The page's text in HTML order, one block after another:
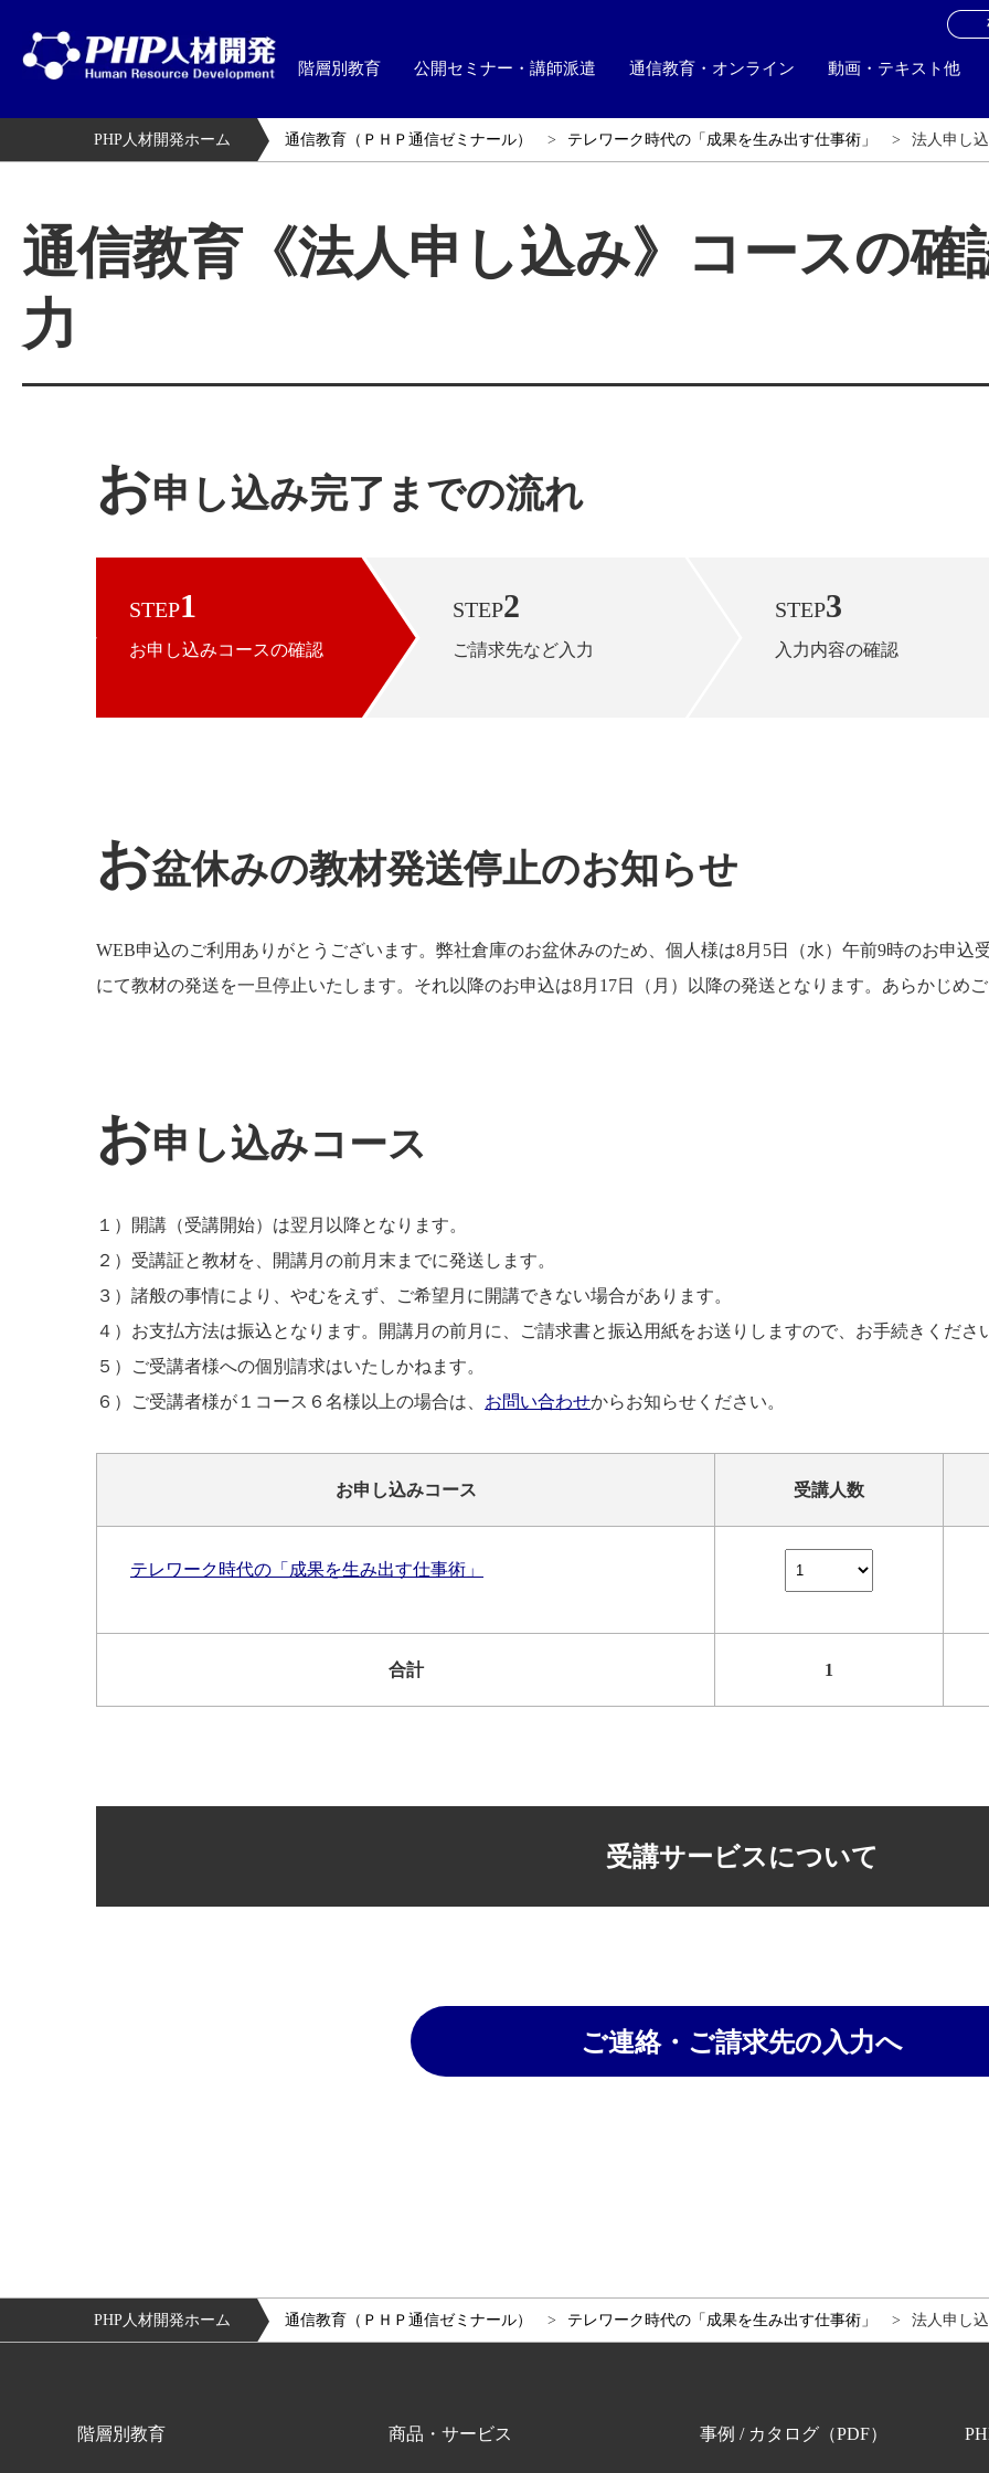
階層別教育 公開セミナー・講師派遣 通信教育・オンライン 動画・テキスト他
PHP人材開発ホーム 通信教育（ＰＨＰ通信ゼミナール） テレワーク時代の「成果を生み出す仕事術」 法人申し
通信教育《法人申し込み》コースの確
力
お申し込み完了までの流れ
STEP1
お申し込みコースの確認
STEP2
ご請求先など入力
STEP3
入力内容の確認
お盆休みの教材発送停止のお知らせ
WEB申込のご利用ありがとうございます。弊社倉庫のお盆休みのため、個人様は8月5日（水）午前9時のお申込
にて教材の発送を一旦停止いたします。それ以降のお申込は8月17日（月）以降の発送となります。あらかじめ
お申し込みコース
１）開講（受講開始）は翌月以降となります。
２）受講証と教材を、開講月の前月末までに発送します。
３）諸般の事情により、やむをえず、ご希望月に開講できない場合があります。
４）お支払方法は振込となります。開講月の前月に、ご請求書と振込用紙をお送りしますので、お手続きくださ
５）ご受講者様への個別請求はいたしかねます。
６）ご受講者様が１コース６名様以上の場合は、 お問い合わせからお知らせください。
お申し込みコース 受講人数
テレワーク時代の「成果を生み出す仕事術」
合計 1
受講サービスについて
ご連絡・ご請求先の入力へ
PHP人材開発ホーム 通信教育（ＰＨＰ通信ゼミナール） テレワーク時代の「成果を生み出す仕事術」 法人申し
階層別教育 商品・サービス 事例 / カタログ（PDF）